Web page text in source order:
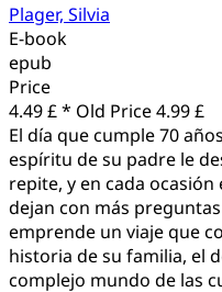
Plager, Silvia
E-book
epub
Price
4.49 £ * Old Price4.99 £
El día que cumple 70
espíritu de su padre le
repite, y en cada
dejan con más
emprende un viaje que
historia de su familia, el
complejo mundo de las